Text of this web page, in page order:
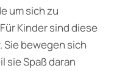
um sich zu
Kinder sind diese
bewegen sich
sie Spaß daran